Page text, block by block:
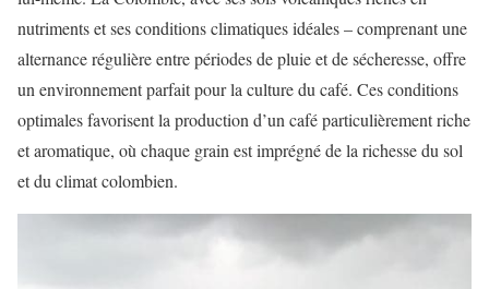
nutriments et ses conditions climatiques idéales – comprenant une
alternance régulière entre périodes de pluie et de sécheresse, offre
un environnement parfait pour la culture du café. Ces conditions
optimales favorisent la production d’un café particulièrement riche
et aromatique, où chaque grain est imprégné de la richesse du sol
et du climat colombien.